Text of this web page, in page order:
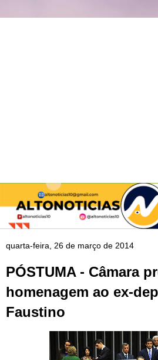
quarta-feira, 26 de março de 2014
PÓSTUMA - Câmara
homenagem ao ex-
Faustino